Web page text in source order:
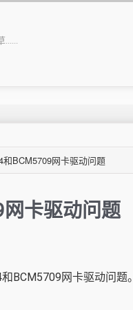
......
和BCM5709网卡驱动问题
网卡驱动问题
BCM5709网卡驱动问题。